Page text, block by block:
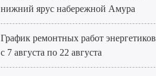
нижний ярус набережной Амура
График ремонтных работ энергетиков
с 7 августа по 22 августа